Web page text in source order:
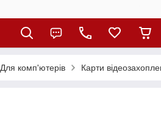
Для комп'ютерів Карти